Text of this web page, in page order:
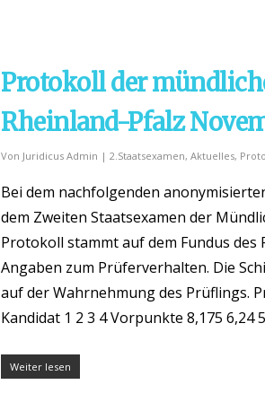
Protokoll der
Rheinland-Pfalz
Von Juridicus Admin | 2.Staatsexamen, Aktuelles,
Bei dem nachfolgenden
dem Zweiten Staatsexamen der
Protokoll stammt auf dem Fundus des
Angaben zum Prüferverhalten. Die
auf der Wahrnehmung des Prüflings.
Kandidat 1 2 3 4 Vorpunkte 8,175 6,24
Weiter lesen